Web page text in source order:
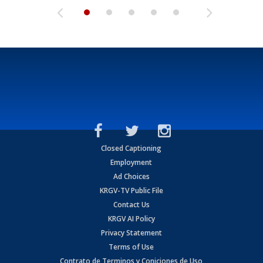
Closed Captioning
Employment
Ad Choices
KRGV-TV Public File
Contact Us
KRGV AI Policy
Privacy Statement
Terms of Use
Contrato de Terminos y Coniciones de Uso